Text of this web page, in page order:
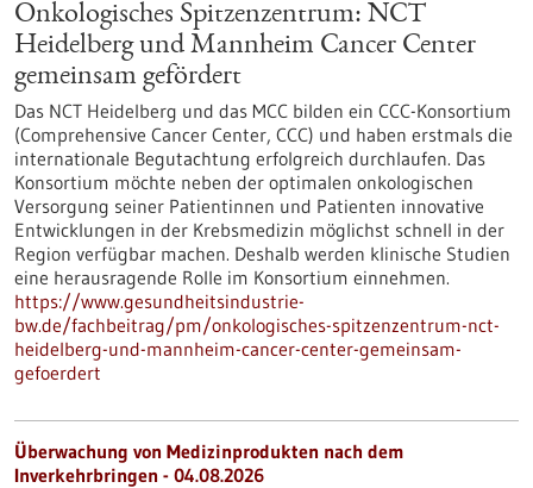
Onkologisches Spitzenzentrum: NCT
Heidelberg und Mannheim Cancer Center
gemeinsam gefördert
Das NCT Heidelberg und das MCC bilden ein CCC-Konsortium
(Comprehensive Cancer Center, CCC) und haben erstmals die
internationale Begutachtung erfolgreich durchlaufen. Das
Konsortium möchte neben der optimalen onkologischen
Versorgung seiner Patientinnen und Patienten innovative
Entwicklungen in der Krebsmedizin möglichst schnell in der
Region verfügbar machen. Deshalb werden klinische Studien
eine herausragende Rolle im Konsortium einnehmen.
https://www.gesundheitsindustrie-
bw.de/fachbeitrag/pm/onkologisches-spitzenzentrum-nct-
heidelberg-und-mannheim-cancer-center-gemeinsam-
gefoerdert
Überwachung von Medizinprodukten nach dem
Inverkehrbringen - 04.08.2026